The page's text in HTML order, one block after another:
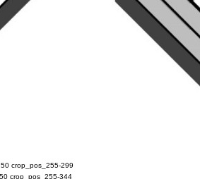
crop_pos_255-299
crop_pos_255-344